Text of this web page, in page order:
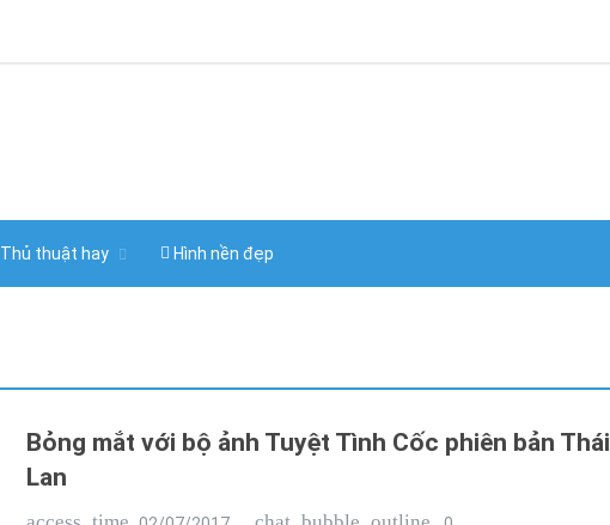
Thủ thuật hay Hình nền đẹp
Bỏng mắt với bộ ảnh Tuyệt Tình Cốc phiên bản Thái
Lan